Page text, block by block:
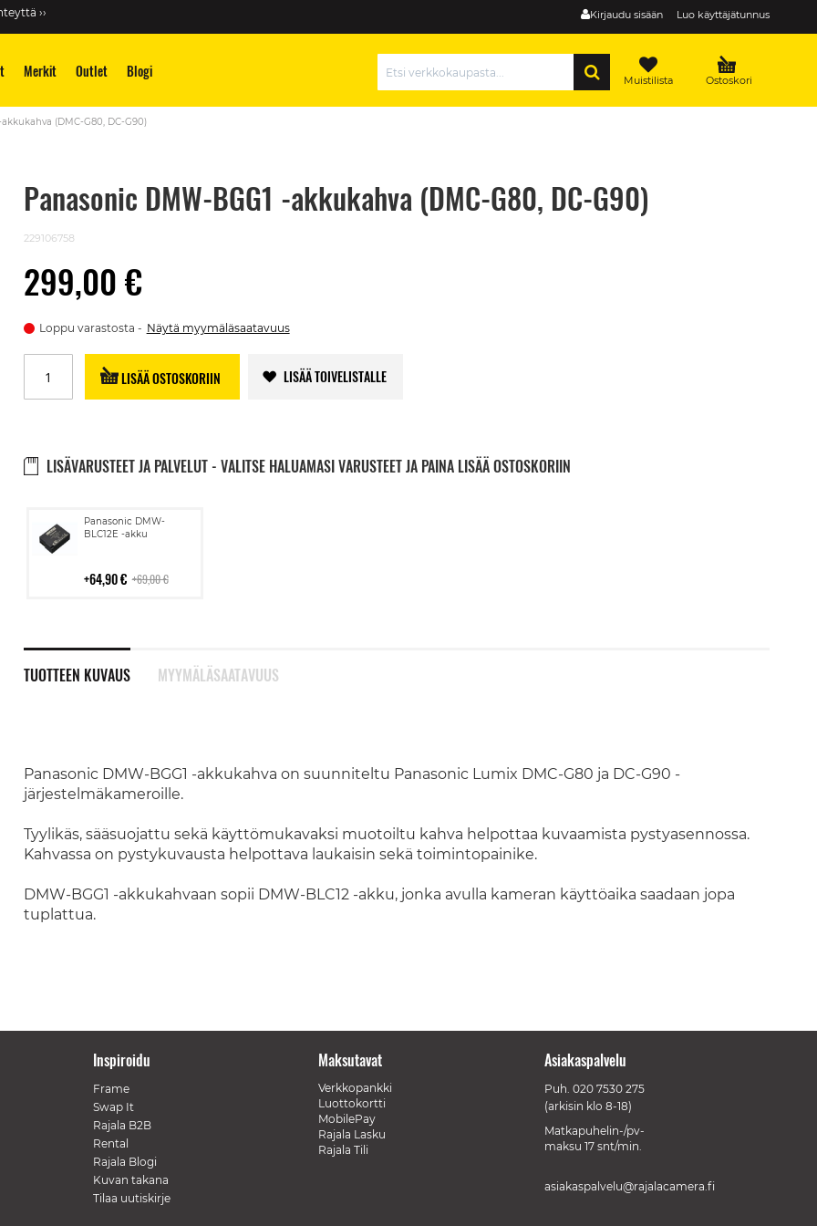
Kirjaudu sisään Luo käyttäjätunnus
››
Merkit Outlet Blogi Ostoskori
Muistilista
(DMC-G80, DC-G90)
Panasonic DMW-BGG1 -akkukahva (DMC-G80, DC-G90)
229106758
299,00 €
Loppu varastosta Näytä myymäläsaatavuus
LISÄÄ OSTOSKORIIN LISÄÄ TOIVELISTALLE
LISÄVARUSTEET JA PALVELUT - VALITSE HALUAMASI VARUSTEET JA PAINA LISÄÄ OSTOSKORIIN
Panasonic DMW-
BLC12E -akku
64,90 € 69,00 €
Lisää
ostoskoriin
TUOTTEEN KUVAUS
Panasonic DMW-BGG1 -akkukahva on suunniteltu Panasonic Lumix DMC-G80 ja DC-G90 -
järjestelmäkameroille.
Tyylikäs, sääsuojattu sekä käyttömukavaksi muotoiltu kahva helpottaa kuvaamista pystyasennossa.
Kahvassa on pystykuvausta helpottava laukaisin sekä toimintopainike.
DMW-BGG1 -akkukahvaan sopii DMW-BLC12 -akku, jonka avulla kameran käyttöaika saadaan jopa
tuplattua.
MYYMÄLÄSAATAVUUS
Inspiroidu
Frame
Swap It
Rajala B2B
Rental
Rajala Blogi
Kuvan takana
Tilaa uutiskirje
Maksutavat
Verkkopankki
Luottokortti
MobilePay
Rajala Lasku
Rajala Tili
Asiakaspalvelu
Puh. 020 7530 275
(arkisin klo 8-18)
Matkapuhelin-/pv-
maksu 17 snt/min.
asiakaspalvelu@rajalacamera.fi